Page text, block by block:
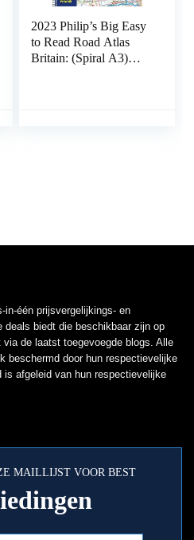
2023 Philip’s Big Easy
to Read Road Atlas
Britain: (Spiral A3)
in-één prijsvergelijkings- en
deals biedt die beschikbaar zijn op
de laatst toegevoegde blogs. Alle
beschermd door hun respectievelijke
is afgeleid van hun respectievelijke
MAILLIJST VOOR BEST